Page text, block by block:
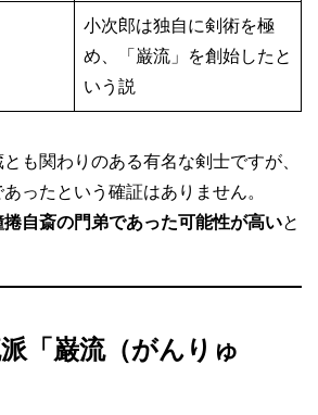
小次郎は独自に剣術を極
め、「巌流」を創始したと
いう説
も関わりのある有名な剣士ですが、
ったという確証はありません。
捲自斎の門弟であった可能性が高いと
「巌流（がんりゅ